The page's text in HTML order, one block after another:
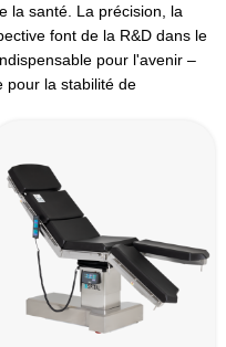
la santé. La précision, la
font de la R&D dans le
pour l'avenir –
pour la stabilité de